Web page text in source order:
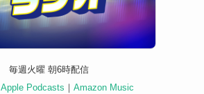
毎週火曜 朝6時配信
Apple Podcasts ｜ Amazon Music